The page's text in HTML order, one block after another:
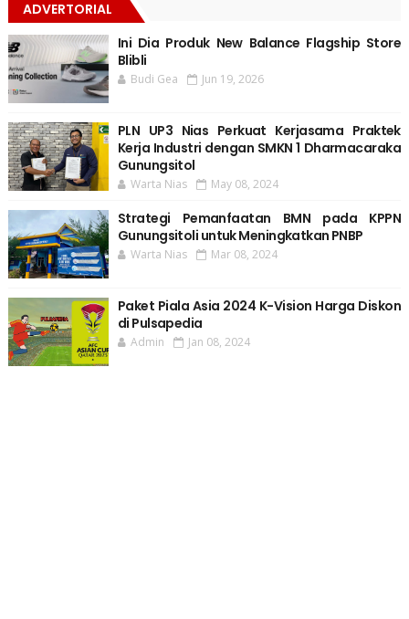
ADVERTORIAL
Ini Dia Produk New Balance Flagship Store
Blibli
Budi Gea Jun 19, 2026
PLN UP3 Nias Perkuat Kerjasama Praktek
Kerja Industri dengan SMKN 1 Dharmacaraka
Gunungsitol
Warta Nias May 08, 2024
Strategi Pemanfaatan BMN pada KPPN
Gunungsitoli untuk Meningkatkan PNBP
Warta Nias Mar 08, 2024
Paket Piala Asia 2024 K-Vision Harga Diskon
di Pulsapedia
Admin Jan 08, 2024